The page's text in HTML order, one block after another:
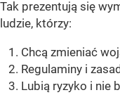
Tak prezentują się
ludzie, którzy:
Chcą zmieniać
Regulaminy i
Lubią ryzyko i nie